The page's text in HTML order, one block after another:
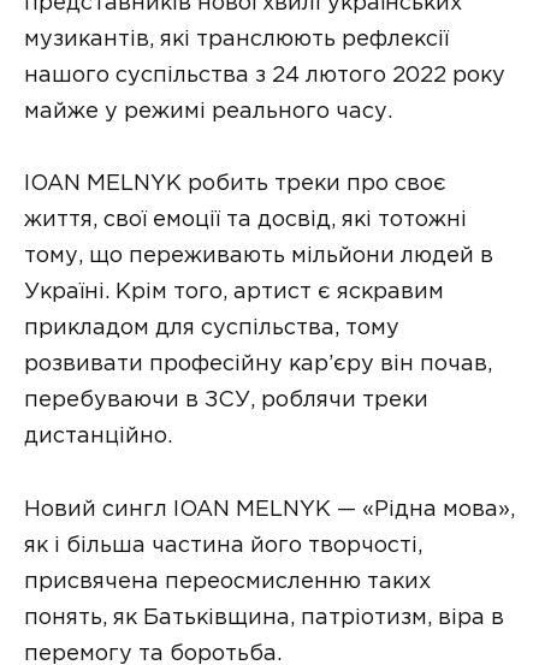
музикантів, які транслюють рефлексії
нашого суспільства з 24 лютого 2022 року
майже у режимі реального часу.
IOAN MELNYK робить треки про своє
життя, свої емоції та досвід, які тотожні
тому, що переживають мільйони людей в
Україні. Крім того, артист є яскравим
прикладом для суспільства, тому
розвивати професійну кар’єру він почав,
перебуваючи в ЗСУ, роблячи треки
дистанційно.
Новий сингл IOAN MELNYK — «Рідна мова»,
як і більша частина його творчості,
присвячена переосмисленню таких
понять, як Батьківщина, патріотизм, віра в
перемогу та боротьба.